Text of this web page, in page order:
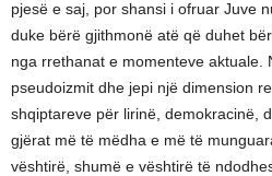
pjesë e saj, por shansi i ofruar Juve
duke bërë gjithmonë atë që duhet
nga rrethanat e momenteve aktuale.
pseudoizmit dhe jepi një dimension
shqiptareve për lirinë, demokracinë,
gjërat më të mëdha e më të
vështirë, shumë e vështirë të